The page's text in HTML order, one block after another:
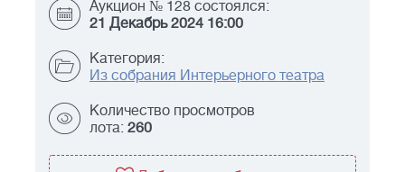
Аукцион № 128 состоялся:
21 Декабрь 2024 16:00
Категория:
Из собрания Интерьерного театра
Количество просмотров
лота: 260